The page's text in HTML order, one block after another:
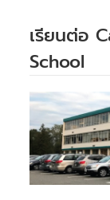
เรียนต่อ
School